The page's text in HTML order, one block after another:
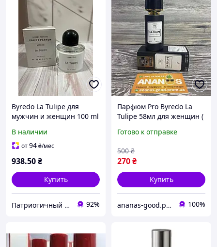
Byredo La Tulipe для
мужчин и женщин 100 ml
В наличии
от94₴/мес
938.50₴
Купить
Патриотичный Магазин 92%
Парфюм Pro Byredo La
Tulipe 58мл для женщин (
Готово к отправке
270₴
500 ₴
Купить
ananas-good.prom.ua 100%